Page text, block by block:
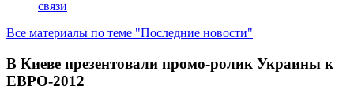
связи
Все материалы по теме "Последние новости"
В Киеве презентовали промо-ролик Украины к
ЕВРО-2012